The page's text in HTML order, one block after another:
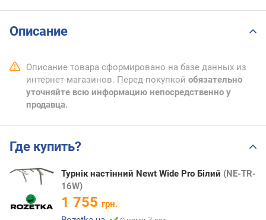
Описание
Описание товара сформировано на базе данных из
интернет-магазинов. Перед покупкой обязательно
уточняйте всю информацию непосредственно у
продавца.
Где купить?
Турнік настінний Newt Wide Pro Білий (NE-TR-
16W)
1 755 грн.